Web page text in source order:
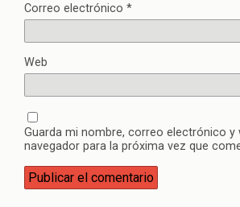
Correo electrónico *
Web
Guarda mi nombre, correo electrónico y
navegador para la próxima vez que